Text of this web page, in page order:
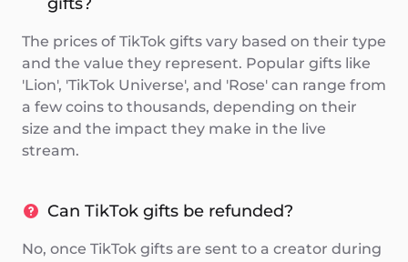
The prices of TikTok gifts vary based on their type
and the value they represent. Popular gifts like
'Lion', 'TikTok Universe', and 'Rose' can range from
a few coins to thousands, depending on their
size and the impact they make in the live
stream.
Can TikTok gifts be refunded?
No, once TikTok gifts are sent to a creator during